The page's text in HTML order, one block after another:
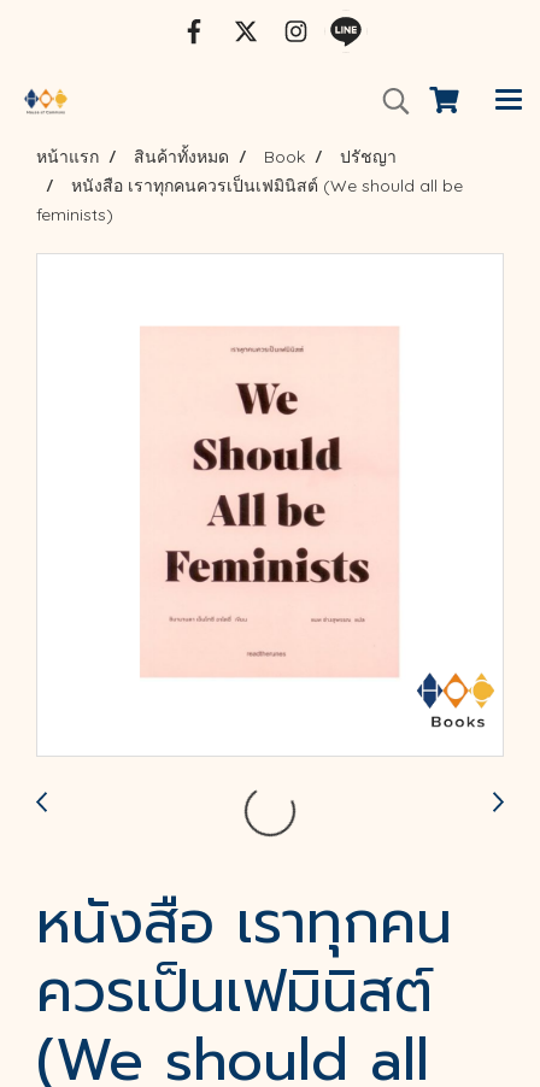
หน้าแรก สินค้าทั้งหมด Book
ปรัชญา
หนังสือ เราทุกคนควรเป็นเฟมินิสต์ (We should all be
feminists)
หนังสือ เราทุกคน
ควรเป็นเฟมินิสต์
(We should all